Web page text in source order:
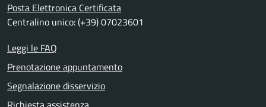
Posta Elettronica Certificata
Centralino unico: (+39) 07023601
Leggi le FAQ
Prenotazione appuntamento
Segnalazione disservizio